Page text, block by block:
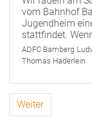
vom Bahnhof
Jugendheim
stattfindet.
ADFC Bamberg
Thomas Haderlein
Weiter